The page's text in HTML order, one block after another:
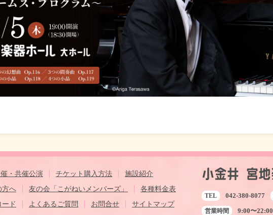
・共催公演 チケット購入方法
施設紹介
方へ 友の会「こがねいメンバーズ」
各種料金表
ド よくあるご質問 お問合せ サイトマップ
TEL 042-380-8077
営業時間 9:00〜22:00